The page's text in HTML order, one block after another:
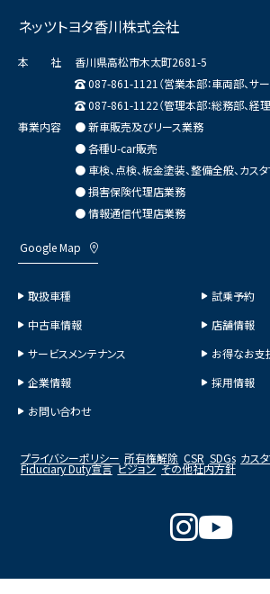
ネッツトヨタ香川株式会社
本 社
香川県高松市木太町2681-5
087-861-1121（営業本部：車両部、サー
087-861-1122（管理本部：総務部、経理
事業内容
● 新車販売及びリース業務
● 各種U-car販売
● 車検、点検、板金塗装、整備全般、カス
● 損害保険代理店業務
● 情報通信代理店業務
Google Map
取扱車種
試乗予約
中古車情報
店舗情報
サービスメンテナンス
お得なお支
企業情報
採用情報
お問い合わせ
プライバシーポリシー 所有権解除 CSR SDGs カス
Fiduciary Duty宣言 ビジョン その他社内方針